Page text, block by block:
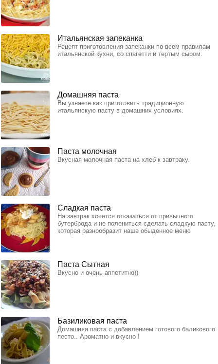
Итальянская запеканка
Рецепт приготовления запеканки по всем правилам
итальянской кухни, со спагетти и тертым сыром.
Домашняя паста
Вы узнаете как приготовить традиционную
итальянскую пасту в домашних условиях.
Паста молочная
Вкусная молочная паста на хлеб к завтраку.
Сладкая паста
На завтрак хочется отказаться от привычного
бутерброда и не полениться сделать сладкую пасту,
которая разнообразит наше обыденное меню
Паста Сытная
Вкусно и очень аппетитно))
Базиликовая паста
Домашняя паста с добавлением готового баликового
песто.. Ароматно и вкусно !